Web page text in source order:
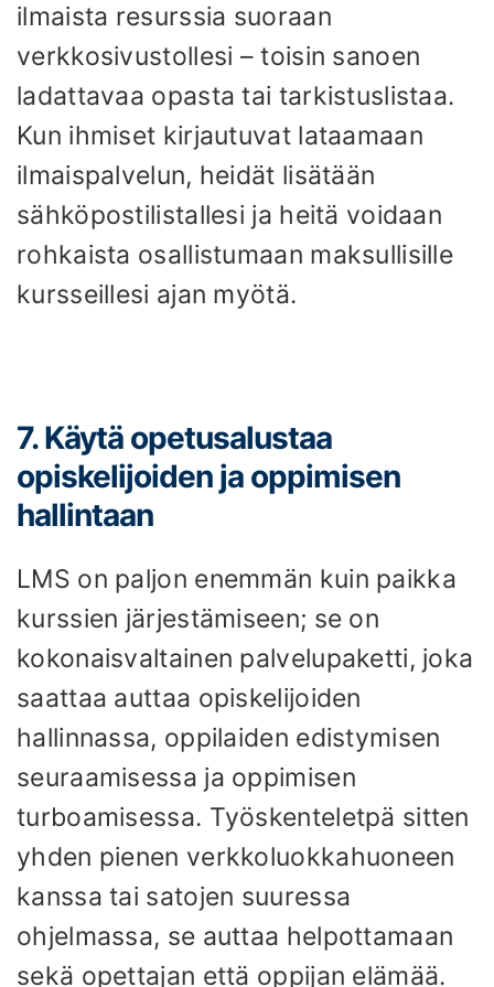
ilmaista resurssia suoraan
verkkosivustollesi – toisin sanoen
ladattavaa opasta tai tarkistuslistaa.
Kun ihmiset kirjautuvat lataamaan
ilmaispalvelun, heidät lisätään
sähköpostilistallesi ja heitä voidaan
rohkaista osallistumaan maksullisille
kursseillesi ajan myötä.
7. Käytä opetusalustaa
opiskelijoiden ja oppimisen
hallintaan
LMS on paljon enemmän kuin paikka
kurssien järjestämiseen; se on
kokonaisvaltainen palvelupaketti, joka
saattaa auttaa opiskelijoiden
hallinnassa, oppilaiden edistymisen
seuraamisessa ja oppimisen
turboamisessa. Työskenteletpä sitten
yhden pienen verkkoluokkahuoneen
kanssa tai satojen suuressa
ohjelmassa, se auttaa helpottamaan
sekä opettajan että oppijan elämää.